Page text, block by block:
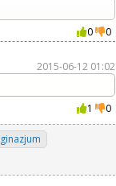
0
0
2015-06-12 01:02
1 0